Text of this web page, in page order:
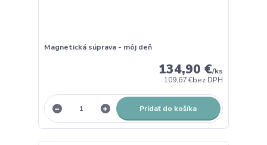
Magnetická súprava - môj deň
134,90 €/ks
109,67 €bez DPH
Pridať do košíka